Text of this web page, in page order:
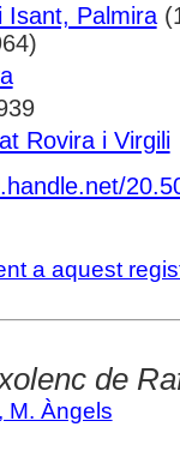
Isant, Palmira
Rovira i Virgili
a aquest
de
M. Àngels